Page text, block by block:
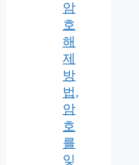
암
호
해
제
방
법,
암
호
를
잊